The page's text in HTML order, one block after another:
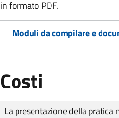
in formato PDF.
Moduli da compilare e
Costi
Tipo di pagamento
Importo
La presentazione della pratica